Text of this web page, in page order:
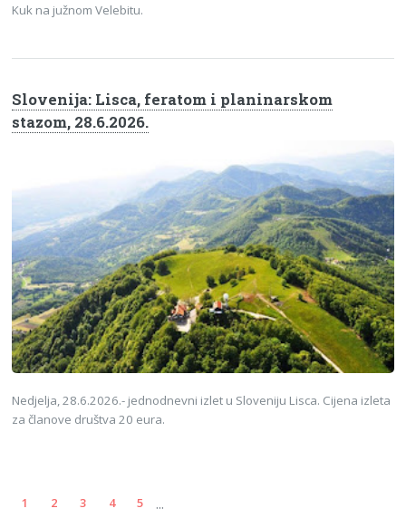
Kuk na južnom Velebitu.
Slovenija: Lisca, feratom i planinarskom
stazom, 28.6.2026.
Nedjelja, 28.6.2026.- jednodnevni izlet u Sloveniju Lisca. Cijena izleta
za članove društva 20 eura.
1 2 3 4 5 ...